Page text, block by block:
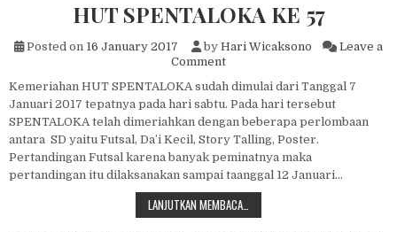
HUT SPENTALOKA KE 57
Posted on 16 January 2017 by Hari Wicaksono
Leave a
Commenton HUT SPENTALOKA KE 57
Kemeriahan HUT SPENTALOKA sudah dimulai dari Tanggal 7
Januari 2017 tepatnya pada hari sabtu. Pada hari tersebut
SPENTALOKA telah dimeriahkan dengan beberapa perlombaan
antara SD yaitu Futsal, Da’i Kecil, Story Talling, Poster.
Pertandingan Futsal karena banyak peminatnya maka
pertandingan itu dilaksanakan sampai taanggal 12 Januari…
LANJUTKAN MEMBACA…